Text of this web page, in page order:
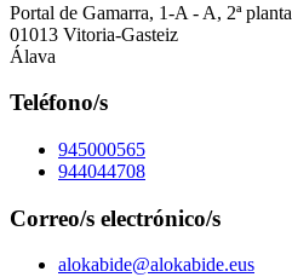
Portal de Gamarra, 1-A - A, 2ª planta
01013 Vitoria-Gasteiz
Álava
Teléfono/s
945000565
944044708
Correo/s electrónico/s
alokabide@alokabide.eus